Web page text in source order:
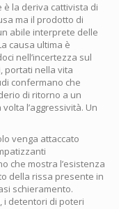
la deriva cattivista di
ma il prodotto di
abile interprete delle
causa ultima è
nell’incertezza sul
portati nella vita
confermano che
di ritorno a un
l’aggressività. Un
venga attaccato
che mostra l’esistenza
della rissa presente in
schieramento.
i detentori di poteri